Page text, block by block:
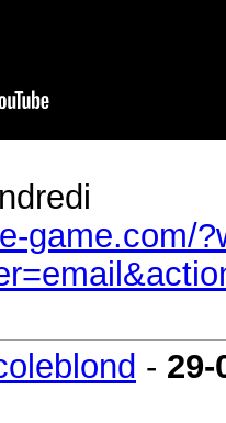
game.com/
- 29-